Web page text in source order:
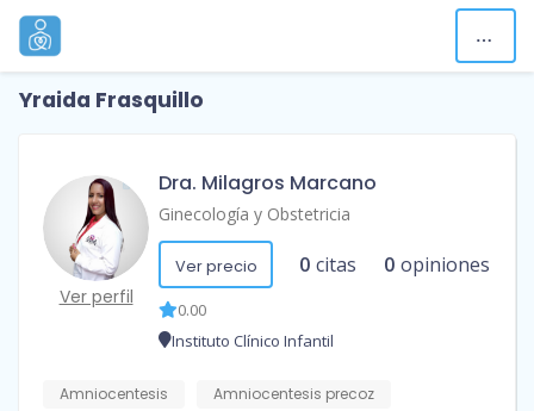
Yraida Frasquillo
Ver perfil
Dra. Milagros Marcano
Ginecología y Obstetricia
Ver precio 0 citas 0 opiniones
0.00
Instituto Clínico Infantil
Amniocentesis
Amniocentesis precoz